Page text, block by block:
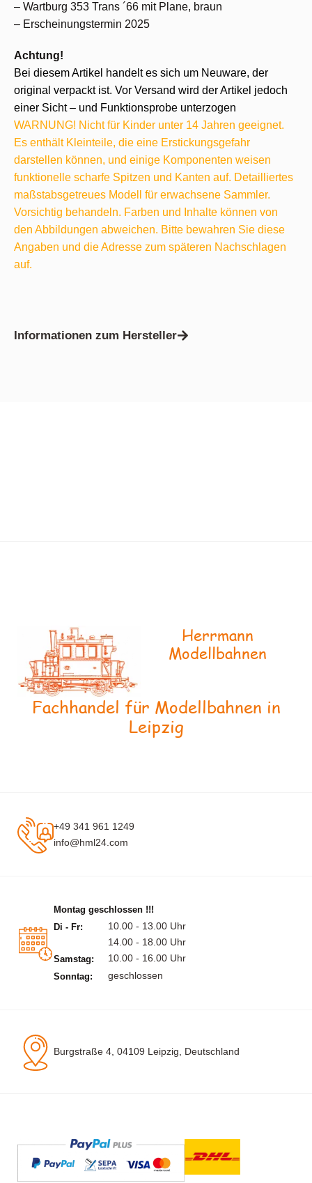
– Wartburg 353 Trans ´66 mit Plane, braun
– Erscheinungstermin 2025
Achtung!
Bei diesem Artikel handelt es sich um Neuware, der
original verpackt ist. Vor Versand wird der Artikel jedoch
einer Sicht – und Funktionsprobe unterzogen
WARNUNG! Nicht für Kinder unter 14 Jahren geeignet.
Es enthält Kleinteile, die eine Erstickungsgefahr
darstellen können, und einige Komponenten weisen
funktionelle scharfe Spitzen und Kanten auf. Detailliertes
maßstabsgetreues Modell für erwachsene Sammler.
Vorsichtig behandeln. Farben und Inhalte können von
den Abbildungen abweichen. Bitte bewahren Sie diese
Angaben und die Adresse zum späteren Nachschlagen
auf.
Informationen zum Hersteller
Herrmann
Modellbahnen
Fachhandel für Modellbahnen in
Leipzig
+49 341 961 1249
info@hml24.com
Montag geschlossen !!!
Di - Fr:
10.00 - 13.00 Uhr
14.00 - 18.00 Uhr
Samstag: 10.00 - 16.00 Uhr
Sonntag: geschlossen
Burgstraße 4, 04109 Leipzig, Deutschland